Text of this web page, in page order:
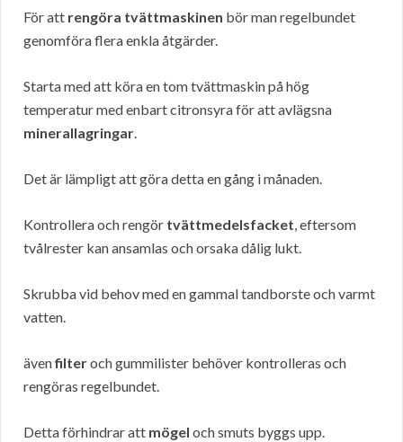
För att rengöra tvättmaskinen bör man regelbundet
genomföra flera enkla åtgärder.
Starta med att köra en tom tvättmaskin på hög
temperatur med enbart citronsyra för att avlägsna
minerallagringar.
Det är lämpligt att göra detta en gång i månaden.
Kontrollera och rengör tvättmedelsfacket, eftersom
tvålrester kan ansamlas och orsaka dålig lukt.
Skrubba vid behov med en gammal tandborste och varmt
vatten.
ävenfilteroch gummilister behöver kontrolleras och
rengöras regelbundet.
Detta förhindrar att mögel och smuts byggs upp.